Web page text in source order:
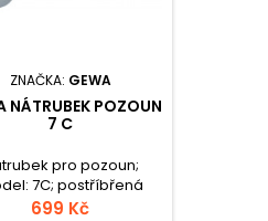
ZNAČKA: GEWA
NÁTRUBEK POZOUN
7 C
pro pozoun;
7C; postříbřená
užší menzura.
699 Kč